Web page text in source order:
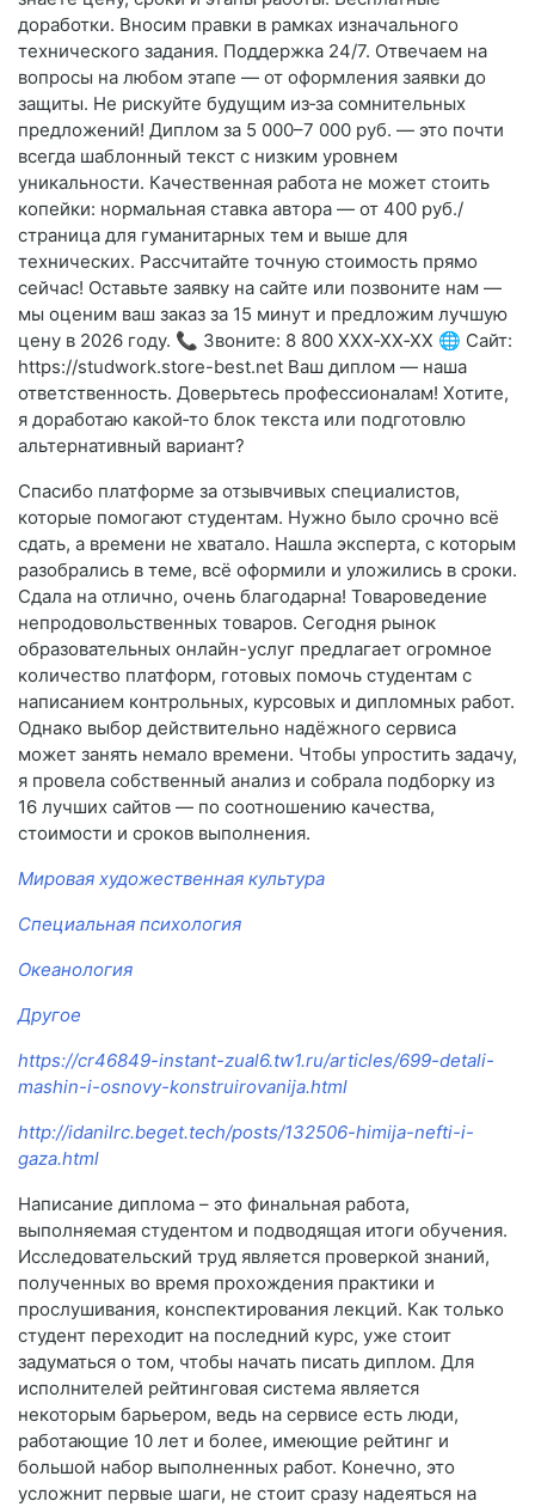
доработки. Вносим правки в рамках изначального
технического задания. Поддержка 24/7. Отвечаем на
вопросы на любом этапе — от оформления заявки до
защиты. Не рискуйте будущим из‑за сомнительных
предложений! Диплом за 5 000–7 000 руб. — это почти
всегда шаблонный текст с низким уровнем
уникальности. Качественная работа не может стоить
копейки: нормальная ставка автора — от 400 руб./
страница для гуманитарных тем и выше для
технических. Рассчитайте точную стоимость прямо
сейчас! Оставьте заявку на сайте или позвоните нам —
мы оценим ваш заказ за 15 минут и предложим лучшую
цену в 2026 году. 📞 Звоните: 8 800 XXX‑XX‑XX 🌐 Сайт:
https://studwork.store-best.net Ваш диплом — наша
ответственность. Доверьтесь профессионалам! Хотите,
я доработаю какой‑то блок текста или подготовлю
альтернативный вариант?
Спасибо платформе за отзывчивых специалистов,
которые помогают студентам. Нужно было срочно всё
сдать, а времени не хватало. Нашла эксперта, с которым
разобрались в теме, всё оформили и уложились в сроки.
Сдала на отлично, очень благодарна! Товароведение
непродовольственных товаров. Сегодня рынок
образовательных онлайн-услуг предлагает огромное
количество платформ, готовых помочь студентам с
написанием контрольных, курсовых и дипломных работ.
Однако выбор действительно надёжного сервиса
может занять немало времени. Чтобы упростить задачу,
я провела собственный анализ и собрала подборку из
16 лучших сайтов — по соотношению качества,
стоимости и сроков выполнения.
Мировая художественная культура
Специальная психология
Океанология
Другое
https://cr46849-instant-zual6.tw1.ru/articles/699-detali-
mashin-i-osnovy-konstruirovanija.html
http://idanilrc.beget.tech/posts/132506-himija-nefti-i-
gaza.html
Написание диплома – это финальная работа,
выполняемая студентом и подводящая итоги обучения.
Исследовательский труд является проверкой знаний,
полученных во время прохождения практики и
прослушивания, конспектирования лекций. Как только
студент переходит на последний курс, уже стоит
задуматься о том, чтобы начать писать диплом. Для
исполнителей рейтинговая система является
некоторым барьером, ведь на сервисе есть люди,
работающие 10 лет и более, имеющие рейтинг и
большой набор выполненных работ. Конечно, это
усложнит первые шаги, не стоит сразу надеяться на